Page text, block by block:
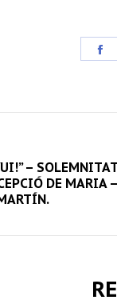
–
DE MARIA –